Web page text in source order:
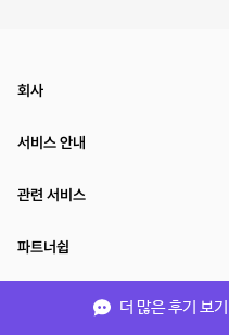
더 많은 후기 보기
회사
서비스 안내
관련 서비스
파트너쉽
서비스 제공 국가